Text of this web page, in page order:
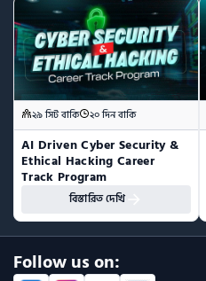
২৯ সিট বাকি ২০ দিন বাকি
AI Driven Cyber Security &
Ethical Hacking Career
Track Program
বিস্তারিত দেখি
Follow us on: